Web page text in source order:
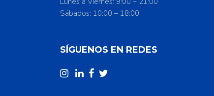
Sábados: 10:00 – 18:00
SÍGUENOS EN REDES